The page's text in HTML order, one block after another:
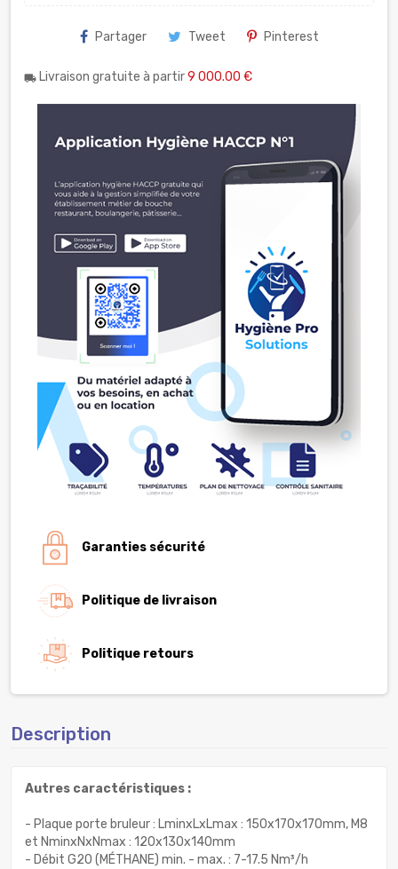
Partager Tweet Pinterest
local_shipping Livraison gratuite à partir9 000.00 €
Garanties sécurité
Politique de livraison
Politique retours
Description
Autres caractéristiques :
- Plaque porte bruleur : LminxLxLmax : 150x170x170mm, M8
et NminxNxNmax : 120x130x140mm
- Débit G20 (MÉTHANE) min. - max. : 7-17.5 Nm³/h